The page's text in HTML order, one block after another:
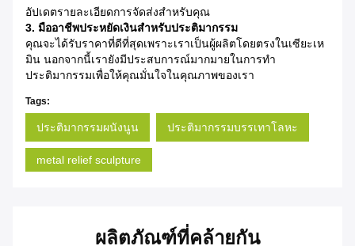
อัปเดตรายละเอียดการจัดส่งสำหรับคุณ
3. มืออาชีพประหยัดเงินสำหรับประติมากรรม
คุณจะได้รับราคาที่ดีที่สุดเพราะเราเป็นผู้ผลิตโดยตรงในเซียะเห
มิน นอกจากนี้เรายังมีประสบการณ์มากมายในการทำ
ประติมากรรมเพื่อให้คุณมั่นใจในคุณภาพของเรา
Tags:
ประติมากรรมผนังนูน ประติมากรรมบรรเทาโลหะ
metal relief sculpture
ผลิตภัณฑ์ที่คล้ายกัน